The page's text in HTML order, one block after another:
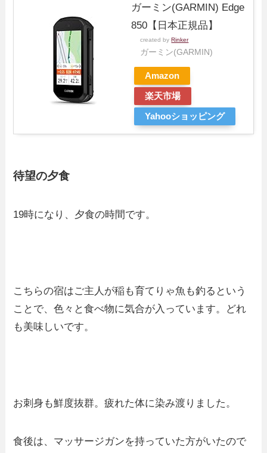
ガーミン(GARMIN) Edge
850【日本正規品】
created byRinker
ガーミン(GARMIN)
Amazon
楽天市場
Yahooショッピング
待望の夕食
19時になり、夕食の時間です。
こちらの宿はご主人が稲も育てりゃ魚も釣るという
ことで、色々と食べ物に気合が入っています。どれ
も美味しいです。
お刺身も鮮度抜群。疲れた体に染み渡りました。
食後は、マッサージガンを持っていた方がいたので